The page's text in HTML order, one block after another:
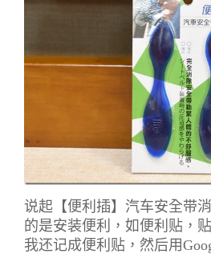
说起【便利插】汽车安全带
的是安装便利，如便利贴，
我还记成便利贴，然后用